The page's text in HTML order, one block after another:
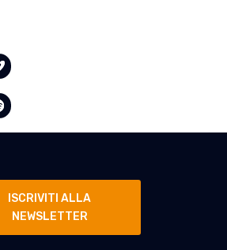
ISCRIVITI ALLA
NEWSLETTER